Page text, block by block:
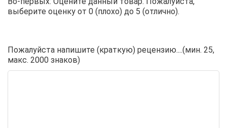
выберите оценку от 0 (плохо) до 5 (отлично).
Пожалуйста напишите (краткую) рецензию....(мин. 25,
макс. 2000 знаков)